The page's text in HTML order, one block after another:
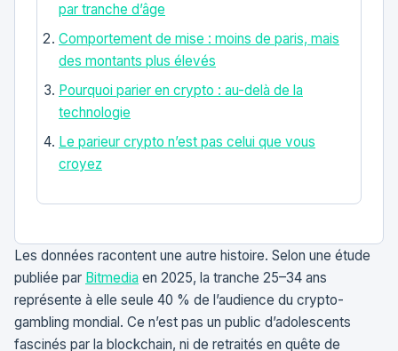
par tranche d’âge
Comportement de mise : moins de paris, mais
des montants plus élevés
Pourquoi parier en crypto : au-delà de la
technologie
Le parieur crypto n’est pas celui que vous
croyez
Les données racontent une autre histoire. Selon une étude
publiée par Bitmedia en 2025, la tranche 25–34 ans
représente à elle seule 40 % de l’audience du crypto-
gambling mondial. Ce n’est pas un public d’adolescents
fascinés par la blockchain, ni de retraités en quête de